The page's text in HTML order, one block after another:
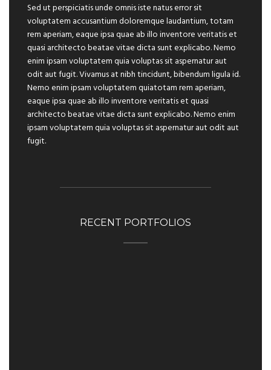
Sed ut perspiciatis unde omnis iste natus error sit
voluptatem accusantium doloremque laudantium, totam
rem aperiam, eaque ipsa quae ab illo inventore veritatis et
quasi architecto beatae vitae dicta sunt explicabo. Nemo
enim ipsam voluptatem quia voluptas sit aspernatur aut
odit aut fugit. Vivamus at nibh tincidunt, bibendum ligula id.
Nemo enim ipsam voluptatem quiatotam rem aperiam,
eaque ipsa quae ab illo inventore veritatis et quasi
architecto beatae vitae dicta sunt explicabo. Nemo enim
ipsam voluptatem quia voluptas sit aspernatur aut odit aut
fugit.
RECENT PORTFOLIOS